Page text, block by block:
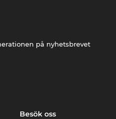
på nyhetsbrevet
Besök oss